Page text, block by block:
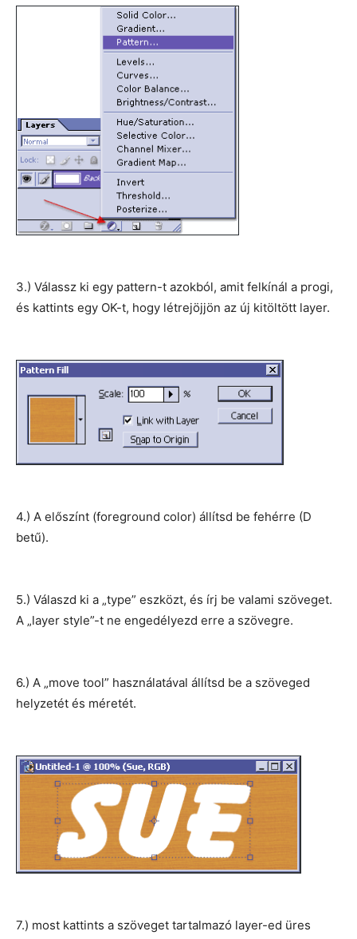
3.) Válassz ki egy pattern-t azokból, amit felkínál a progi,
és kattints egy OK-t, hogy létrejöjjön az új kitöltött layer.
4.) A előszínt (foreground color) állítsd be fehérre (D
betű).
5.) Válaszd ki a „type” eszközt, és írj be valami szöveget.
A „layer style”-t ne engedélyezd erre a szövegre.
6.) A „move tool” használatával állítsd be a szöveged
helyzetét és méretét.
7.) most kattints a szöveget tartalmazó layer-ed üres